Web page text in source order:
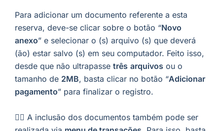
Para adicionar um documento referente a esta
reserva, deve-se clicar sobre o botão “Novo
anexo” e selecionar o (s) arquivo (s) que deverá
(ão) estar salvo (s) em seu computador. Feito isso,
desde que não ultrapasse três arquivos ou o
tamanho de 2MB, basta clicar no botão “Adicionar
pagamento” para finalizar o registro.
👉🏼 A inclusão dos documentos também pode ser